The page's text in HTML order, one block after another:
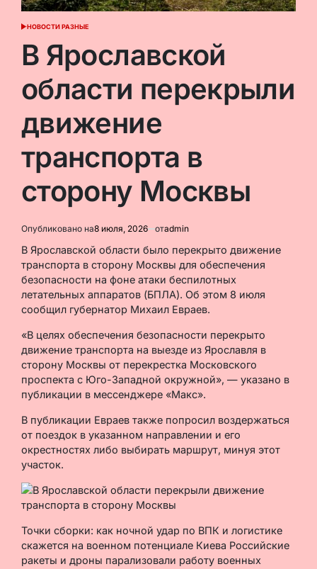
ОПУБЛИКОВАНО
НОВОСТИ РАЗНЫЕ
В Ярославской
области перекрыли
движение
транспорта в
сторону Москвы
Опубликовано на8 июля, 2026 отadmin
В Ярославской области было перекрыто движение
транспорта в сторону Москвы для обеспечения
безопасности на фоне атаки беспилотных
летательных аппаратов (БПЛА). Об этом 8 июля
сообщил губернатор Михаил Евраев.
«В целях обеспечения безопасности перекрыто
движение транспорта на выезде из Ярославля в
сторону Москвы от перекрестка Московского
проспекта с Юго-Западной окружной», — указано в
публикации в мессенджере «Макс».
В публикации Евраев также попросил воздержаться
от поездок в указанном направлении и его
окрестностях либо выбирать маршрут, минуя этот
участок.
Точки сборки: как ночной удар по ВПК и логистике
скажется на военном потенциале Киева Российские
ракеты и дроны парализовали работу военных